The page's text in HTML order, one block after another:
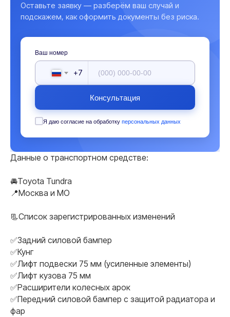
Оставьте заявку — разберём ваш случай и
подскажем, как оформить документы без риска.
Ваш номер
+7
Консультация
Я даю согласие на обработку персональных данных
Данные о транспортном средстве:
🚘Toyota Tundra
📍Москва и МO
📃Список зарегистрированных изменений
✅Задний силовой бампер
✅Кунг
✅Лифт подвески 75 мм (усиленные элементы)
✅Лифт кузова 75 мм
✅Расширители колесных арок
✅Передний силовой бампер с защитой радиатора и
фар